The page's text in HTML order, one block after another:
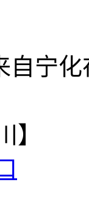
自宁
】